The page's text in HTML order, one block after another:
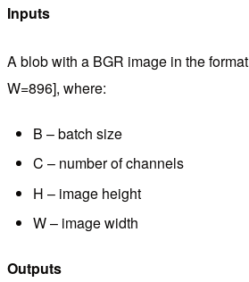
Inputs
A blob with a BGR image in the
W=896], where:
B – batch size
C – number of channels
H – image height
W – image width
Outputs